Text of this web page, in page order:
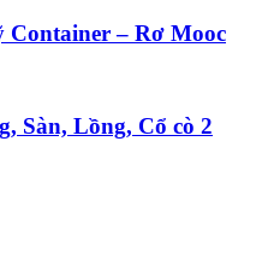
Container – Rơ Mooc
Sàn, Lồng, Cổ cò 2